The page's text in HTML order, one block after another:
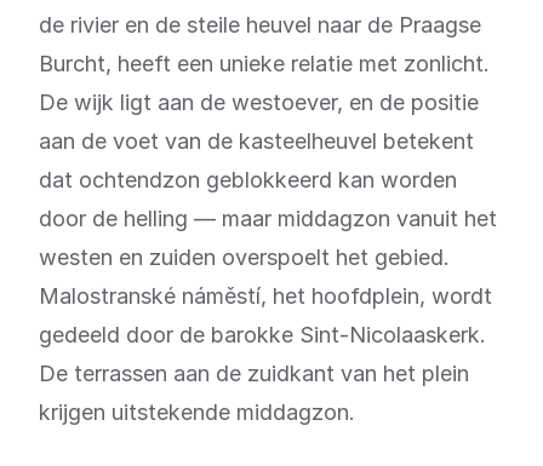
de rivier en de steile heuvel naar de Praagse
Burcht, heeft een unieke relatie met zonlicht.
De wijk ligt aan de westoever, en de positie
aan de voet van de kasteelheuvel betekent
dat ochtendzon geblokkeerd kan worden
door de helling — maar middagzon vanuit het
westen en zuiden overspoelt het gebied.
Malostranské náměstí, het hoofdplein, wordt
gedeeld door de barokke Sint-Nicolaaskerk.
De terrassen aan de zuidkant van het plein
krijgen uitstekende middagzon.